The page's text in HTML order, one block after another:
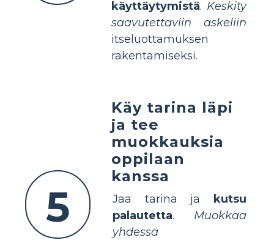
käyttäytymistä. Keskity
saavutettaviin askeliin
itseluottamuksen
rakentamiseksi.
5
Käy tarina läpi
ja tee
muokkauksia
oppilaan
kanssa
Jaa tarina ja kutsu
palautetta. Muokkaa
yhdessä